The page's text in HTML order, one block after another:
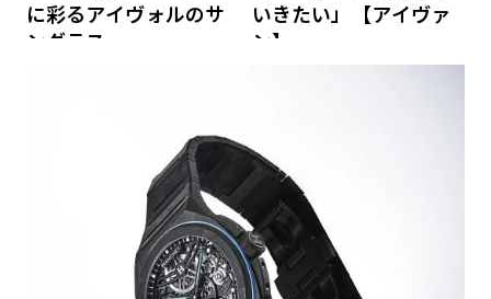
に彩るアイヴォルのサ
ングラス
いきたい」【アイヴァ
ン】